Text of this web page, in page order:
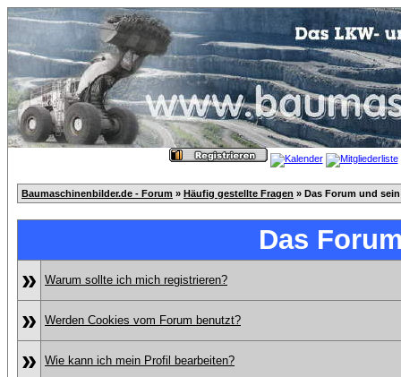
Baumaschinenbilder.de - Forum » Häufig gestellte Fragen » Das Forum und
Das
»
Warum sollte ich mich registrieren?
» Werden Cookies vom Forum benutzt?
» Wie kann ich mein Profil bearbeiten?